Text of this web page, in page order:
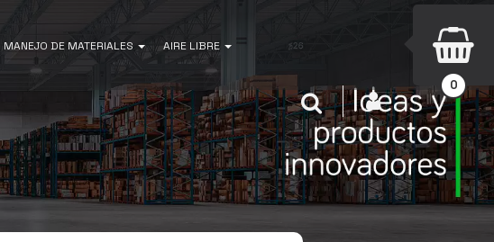
MANEJO DE MATERIALES AIRE LIBRE
INICIAR SESIÓN
Buscar
0